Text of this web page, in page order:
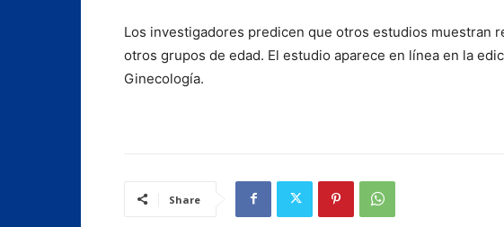
Los investigadores predicen que otros estudios muestran
otros grupos de edad. El estudio aparece en línea en la
Ginecología.
Share